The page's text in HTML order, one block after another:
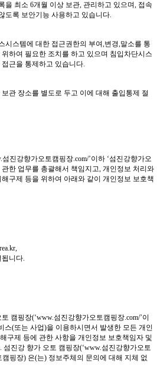
을 최소 6개월 이상 보관, 관리하고 있으며, 접속
도록 보안기능 사용하고 있습니다.
시스템에 대한 접근권한의 부여,변경,말소를 통
하여 필요한 조치를 하고 있으며 침입차단시스
근을 통제하고 있습니다.
관 장소를 별도로 두고 이에 대해 출입통제 절
진강향가오토캠핑장.com/’이하 ‘섬진강향가오
한 업무를 총괄해서 책임지고, 개인정보 처리와
구제 등을 위하여 아래와 같이 개인정보 보호책
니다.
캠핑장(‘www.섬진강향가오토캠핑장.com/’이
스(또는 사업)을 이용하시면서 발생한 모든 개인
구제 등에 관한 사항을 개인정보 보호책임자 및
진강 향가 오토 캠핑장(‘www.섬진강향가오토
캠핑장) 은(는) 정보주체의 문의에 대해 지체 없